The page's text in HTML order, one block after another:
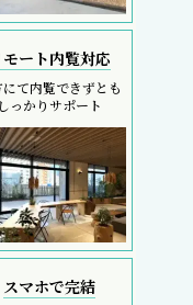
モート内覧対応
て内覧できずとも
しっかりサポート
スマホで完結